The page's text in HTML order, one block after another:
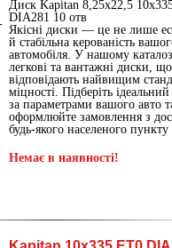
Диск Kapitan 8,25х22,5
DIA281 10 отв
Якісні диски — це не лише
й стабільна керованість
автомобіля. У нашому
легкові та вантажні диски, що
відповідають найвищим
міцності. Підберіть ідеальний
за параметрами вашого авто
оформлюйте замовлення з
будь-якого населеного пункту
Немає в наявності!